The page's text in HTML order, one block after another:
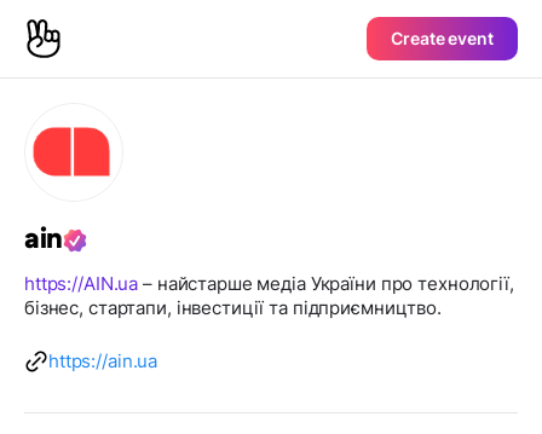
Create event
ain
https://AIN.ua – найстарше медіа України про технології,
бізнес, стартапи, інвестиції та підприємництво.
https://ain.ua